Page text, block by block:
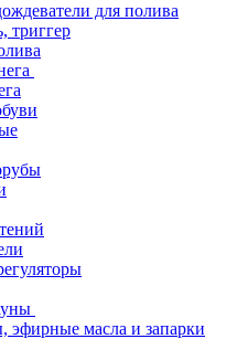
для полива
триггер
эфирные масла и запарки